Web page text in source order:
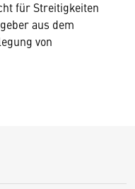
für Streitigkeiten
aus dem
von